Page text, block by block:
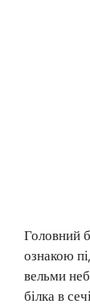
Головний
ознакою
вельми
білка в